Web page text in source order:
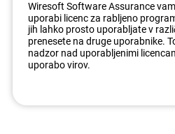
Wiresoft Software Assurance
uporabi licenc za rabljeno
jih lahko prosto uporabljate v
prenesete na druge uporabnike.
nadzor nad uporabljenimi
uporabo virov.